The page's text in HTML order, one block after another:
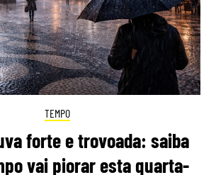
TEMPO
forte e trovoada: saiba
vai piorar esta quarta-